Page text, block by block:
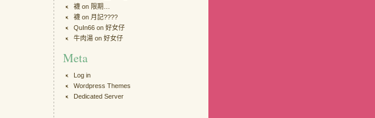
襪 on 限期…
襪 on 月記????
QuIn66 on 好女仔
牛肉湯 on 好女仔
Meta
Log in
Wordpress Themes
Dedicated Server